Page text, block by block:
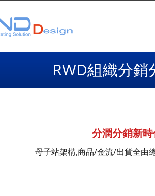
RWD組織分
分潤分銷新
母子站架構,商品/金流/出貨全由